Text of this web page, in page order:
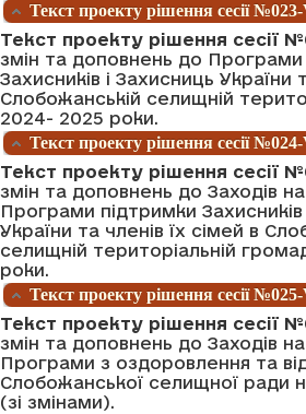
Текст проекту рішення сесії
Текст проекту рішення сесії
змін та доповнень до Програми
Захисників і Захисниць України
Слобожанській селищній
2024- 2025 роки.
Текст проекту рішення сесії
Текст проекту рішення сесії
змін та доповнень до Заходів
Програми підтримки Захисників
України та членів їх сімей в
селищній територіальній
роки.
Текст проекту рішення сесії
Текст проекту рішення сесії
змін та доповнень до Заходів
Програми з оздоровлення та
Слобожанської селищної ради
(зі змінами).